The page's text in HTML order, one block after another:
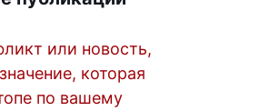
или новость,
которая
по вашему